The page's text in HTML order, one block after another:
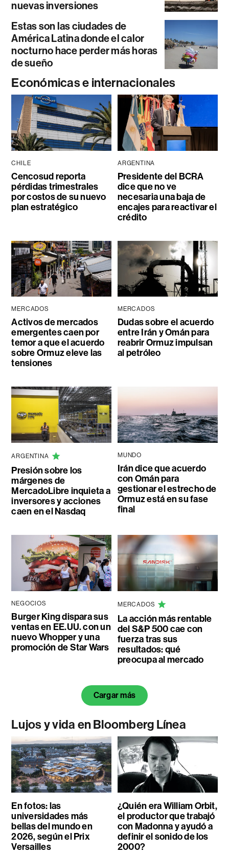
nuevas inversiones
Estas son las ciudades de
América Latina donde el calor
nocturno hace perder más horas
de sueño
Económicas e internacionales
CHILE
Cencosud reporta
pérdidas trimestrales
por costos de su nuevo
plan estratégico
ARGENTINA
Presidente del BCRA
dice que no ve
necesaria una baja de
encajes para reactivar el
crédito
MERCADOS
Activos de mercados
emergentes caen por
temor a que el acuerdo
sobre Ormuz eleve las
tensiones
MERCADOS
Dudas sobre el acuerdo
entre Irán y Omán para
reabrir Ormuz impulsan
al petróleo
ARGENTINA
Presión sobre los
márgenes de
MercadoLibre inquieta a
inversores y acciones
caen en el Nasdaq
MUNDO
Irán dice que acuerdo
con Omán para
gestionar el estrecho de
Ormuz está en su fase
final
NEGOCIOS
Burger King dispara sus
ventas en EE.UU. con un
nuevo Whopper y una
promoción de Star Wars
MERCADOS
La acción más rentable
del S&P 500 cae con
fuerza tras sus
resultados: qué
preocupa al mercado
Cargar más
Lujos y vida en Bloomberg Línea
En fotos: las
universidades más
bellas del mundo en
2026, según el Prix
Versailles
¿Quién era William Orbit,
el productor que trabajó
con Madonna y ayudó a
definir el sonido de los
2000?